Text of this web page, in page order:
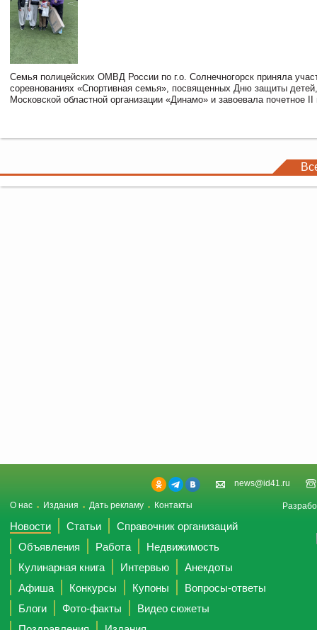
Семья полицейских ОМВД России по г.о. Солнечногорск приняла
соревнованиях «Спортивная семья», посвященных Дню защиты
Московской областной организации «Динамо» и завоевала почетное II
news@id41.ru
О нас Издания Дать рекламу Контакты
Новости Статьи
Справочник организаций
Объявления
Работа
Недвижимость
Кулинарная книга
Интервью
Анекдоты
Афиша
Конкурсы Купоны
Вопросы-ответы
Блоги
Фото-факты
Видео сюжеты